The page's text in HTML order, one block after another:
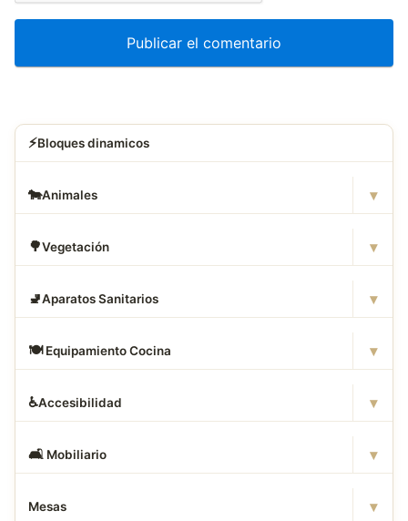
⚡Bloques dinamicos
🐄Animales ▾
🌳Vegetación ▾
🚽Aparatos Sanitarios ▾
🍽️ Equipamiento Cocina ▾
♿Accesibilidad ▾
🛋 ️ Mobiliario ▾
Mesas ▾